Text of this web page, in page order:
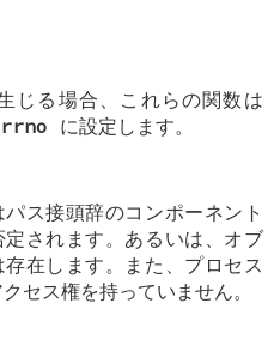
じる場合、これらの関数は
に設定します。
ス接頭辞のコンポーネント
定されます。あるいは、オブ
存在します。また、プロセス
セス権を持っていません。